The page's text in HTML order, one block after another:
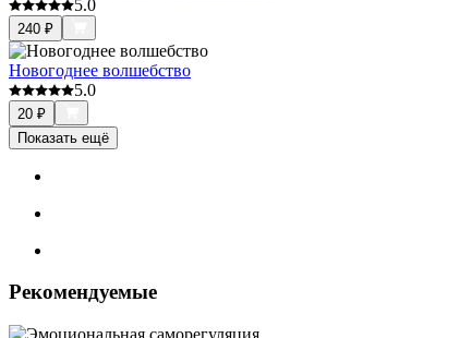
5.0
240 ₽
Новогоднее волшебство
5.0
20 ₽
Показать ещё
Рекомендуемые